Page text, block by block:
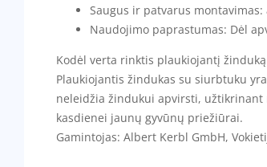
Saugus ir patvarus
Naudojimo paprastumas: Dėl
Kodėl verta rinktis plaukiojantį
Plaukiojantis žindukas su siurbtuku
neleidžia žindukui apvirsti,
kasdienei jaunų gyvūnų priežiūrai.
Gamintojas: Albert Kerbl GmbH,